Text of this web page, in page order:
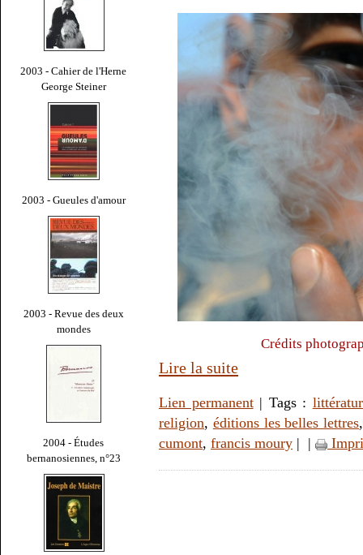
2003 - Cahier de l'Herne
George Steiner
2003 - Gueules d'amour
2003 - Revue des deux
mondes
2004 - Études
bernanosiennes, n°23
Crédits
Lire la suite
Lien permanent| Tags :
religion, éditions les belles lettres
cumont, francis moury | |